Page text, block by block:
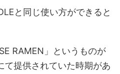
と同じ使い方ができると
RAMEN」というものが
て提供されていた時期があ